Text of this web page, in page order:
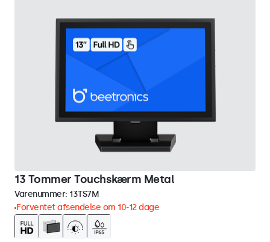
13 Tommer Touchskærm Metal
Varenummer: 13TS7M
Forventet afsendelse om 10-12 dage